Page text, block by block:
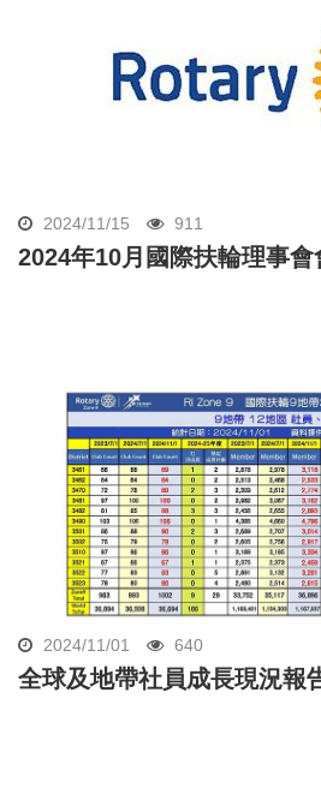
2024/11/15 911
2024年10月國際扶輪理事會
2024/11/01 640
全球及地帶社員成長現況報